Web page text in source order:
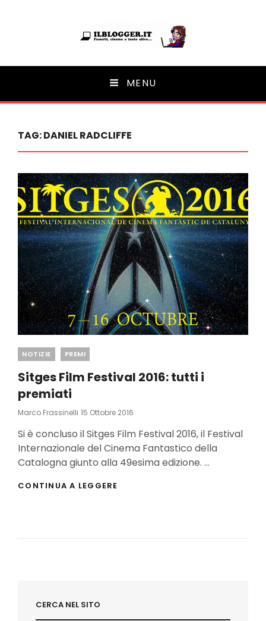
Ilblogger.it
Il portalino di blog | MENU
TAG:DANIEL RADCLIFFE
Categories
NOTIZIE PREMI
Sitges Film Festival 2016: tutti i
premiati
Marco Frassinelli Posted
15 Ottobre 2016
Si è concluso il Sitges Film Festival 2016, il Festival
Internazionale del Cinema Fantastico della
Catalogna giunto alla 49esima edizione. …
CONTINUA A LEGGERE
CERCA NEL SITO